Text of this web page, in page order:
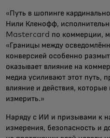
«Путь в шопинге
Нили Кленофф,
Mastercard по коммерции,
«Границы между
конверсией особенно
оказывает влияние на
медиа усиливают этот путь,
влияние и действия,
измерить.»
Наряду с ИИ и призывами к
измерения, безопасность и